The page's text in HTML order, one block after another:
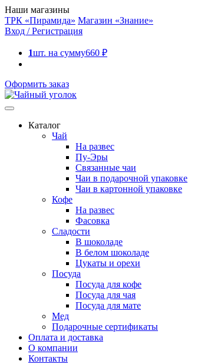
Наши магазины
ТРК «Пирамида» Магазин «Знание»
Вход / Регистрация
1шт. на сумму660 ₽
Оформить заказ
Каталог
Чай
На развес
Пу-Эры
Связанные чаи
Чаи в подарочной упаковке
Чаи в картонной упаковке
Кофе
На развес
Фасовка
Сладости
В шоколаде
В белом шоколаде
Цукаты и орехи
Посуда
Посуда для кофе
Посуда для чая
Посуда для мате
Мед
Подарочные сертификаты
Оплата и доставка
О компании
Контакты